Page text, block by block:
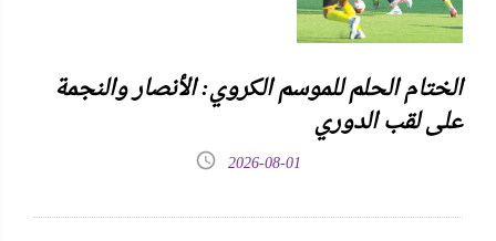
الختام الحلم للموسم الكروي: الأنصار والنجمة
على لقب الدوري
2026-08-01